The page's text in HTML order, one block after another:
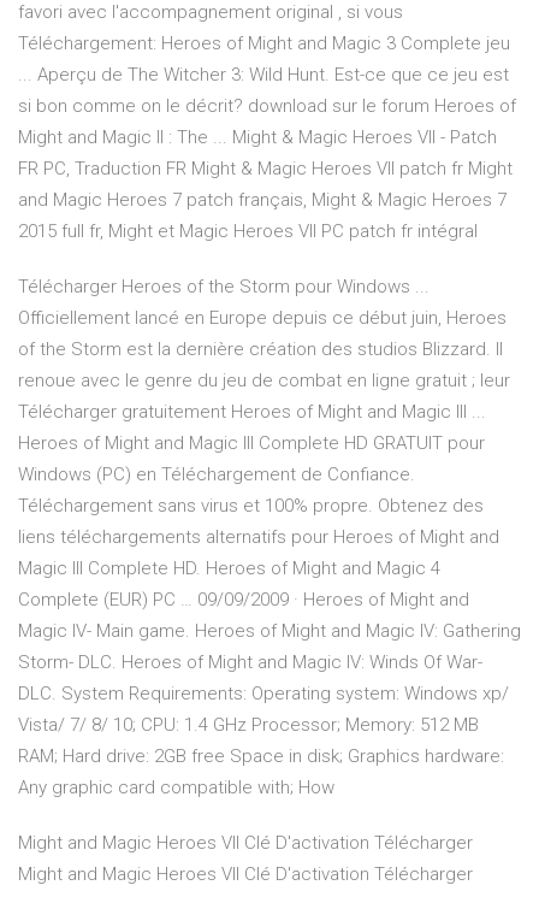
favori avec l'accompagnement original , si vous
Téléchargement: Heroes of Might and Magic 3 Complete jeu
... Aperçu de The Witcher 3: Wild Hunt. Est-ce que ce jeu est
si bon comme on le décrit? download sur le forum Heroes of
Might and Magic II : The ... Might & Magic Heroes VII - Patch
FR PC, Traduction FR Might & Magic Heroes VII patch fr Might
and Magic Heroes 7 patch français, Might & Magic Heroes 7
2015 full fr, Might et Magic Heroes VII PC patch fr intégral
Télécharger Heroes of the Storm pour Windows ...
Officiellement lancé en Europe depuis ce début juin, Heroes
of the Storm est la dernière création des studios Blizzard. Il
renoue avec le genre du jeu de combat en ligne gratuit ; leur
Télécharger gratuitement Heroes of Might and Magic III ...
Heroes of Might and Magic III Complete HD GRATUIT pour
Windows (PC) en Téléchargement de Confiance.
Téléchargement sans virus et 100% propre. Obtenez des
liens téléchargements alternatifs pour Heroes of Might and
Magic III Complete HD. Heroes of Might and Magic 4
Complete (EUR) PC … 09/09/2009 · Heroes of Might and
Magic IV- Main game. Heroes of Might and Magic IV: Gathering
Storm- DLC. Heroes of Might and Magic IV: Winds Of War-
DLC. System Requirements: Operating system: Windows xp/
Vista/ 7/ 8/ 10; CPU: 1.4 GHz Processor; Memory: 512 MB
RAM; Hard drive: 2GB free Space in disk; Graphics hardware:
Any graphic card compatible with; How
Might and Magic Heroes VII Clé D'activation Télécharger
Might and Magic Heroes VII Clé D'activation Télécharger